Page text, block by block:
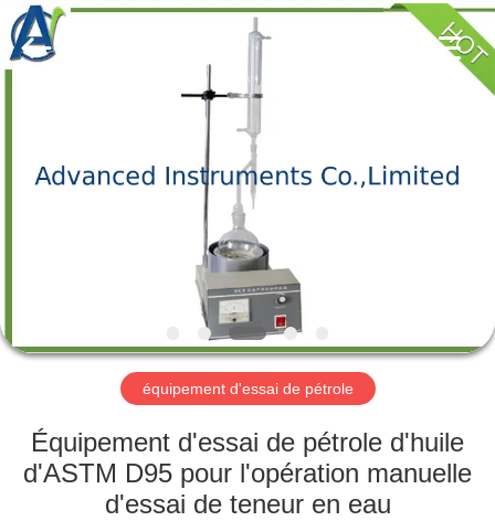
PRODUITS
DE
NOUS
VISITE
D'USINE
2026
Advanced
Instruments
Co.,Limited.
All
équipement d'essai de pétrole
Équipement d'essai de pétrole d'huile
d'ASTM D95 pour l'opération manuelle
d'essai de teneur en eau